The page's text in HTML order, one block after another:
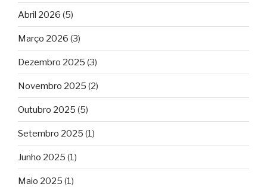
Abril 2026 (5)
Março 2026 (3)
Dezembro 2025 (3)
Novembro 2025 (2)
Outubro 2025 (5)
Setembro 2025 (1)
Junho 2025 (1)
Maio 2025 (1)